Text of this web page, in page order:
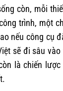
còn, mỗi
trình, một
nếu công cụ
sẽ đi sâu
là chiến